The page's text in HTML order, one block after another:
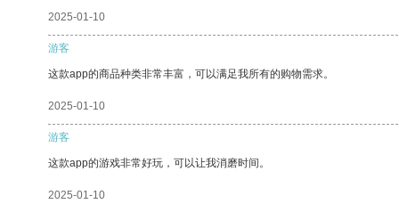
2025-01-10
游客
这款app的商品种类非常丰富，可以满足我所有的购物需求。
2025-01-10
游客
这款app的游戏非常好玩，可以让我消磨时间。
2025-01-10